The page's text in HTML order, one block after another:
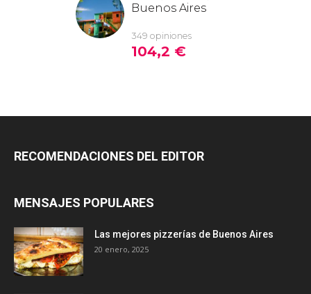
RECOMENDACIONES DEL EDITOR
MENSAJES POPULARES
Las mejores pizzerías de Buenos Aires
20 enero, 2025